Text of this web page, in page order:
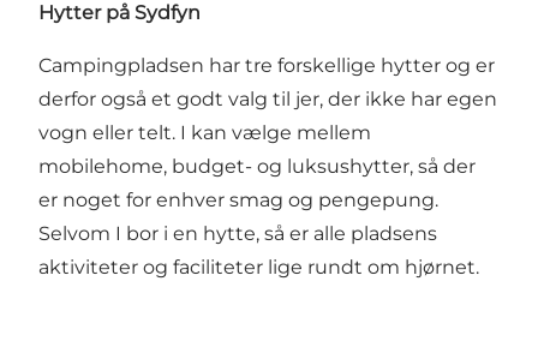
Hytter på Sydfyn
Campingpladsen har tre forskellige hytter og er
derfor også et godt valg til jer, der ikke har egen
vogn eller telt. I kan vælge mellem
mobilehome, budget- og luksushytter, så der
er noget for enhver smag og pengepung.
Selvom I bor i en hytte, så er alle pladsens
aktiviteter og faciliteter lige rundt om hjørnet.